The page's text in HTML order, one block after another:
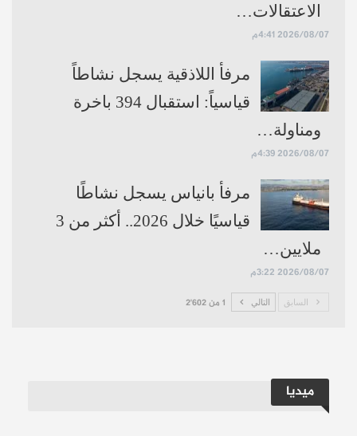
الاعتقالات…
2026/08/07 4:41م
مرفأ اللاذقية يسجل نشاطاً
قياسياً: استقبال 394 باخرة
ومناولة…
2026/08/07 4:39م
مرفأ بانياس يسجل نشاطًا
قياسيًا خلال 2026.. أكثر من 3
ملايين…
2026/08/07 3:22م
السابق التالي 1 من 2٬602
ميديا